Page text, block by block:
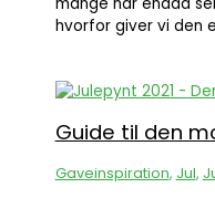
hvorfor giver vi den
Guide til den
Gaveinspiration, Jul,